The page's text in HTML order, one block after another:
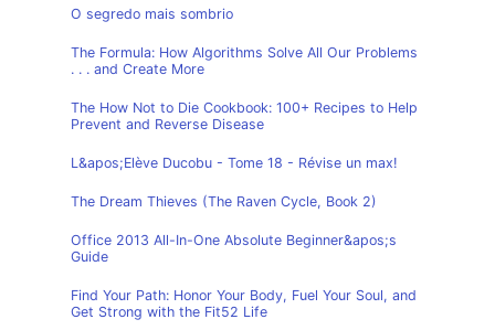
O segredo mais sombrio
The Formula: How Algorithms Solve All Our Problems
. . . and Create More
The How Not to Die Cookbook: 100+ Recipes to Help
Prevent and Reverse Disease
L&apos;Elève Ducobu - Tome 18 - Révise un max!
The Dream Thieves (The Raven Cycle, Book 2)
Office 2013 All-In-One Absolute Beginner&apos;s
Guide
Find Your Path: Honor Your Body, Fuel Your Soul, and
Get Strong with the Fit52 Life